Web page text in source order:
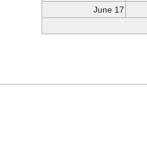
17 June